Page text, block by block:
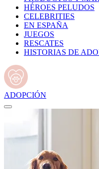
HÉROES PELUDOS
CELEBRITIES
EN ESPAÑA
JUEGOS
RESCATES
HISTORIAS DE
ADOPCIÓN